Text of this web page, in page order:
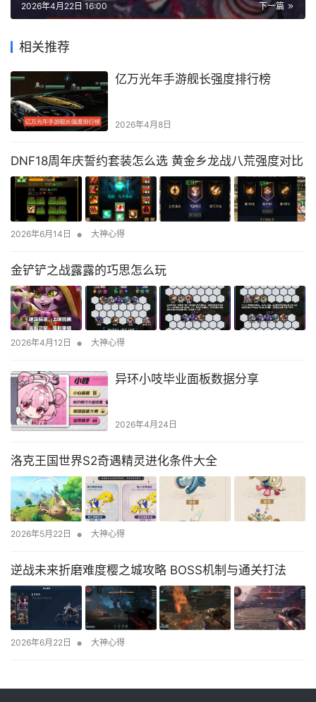
下一篇
2026年4月22日 16:00
相关推荐
亿万光年手游舰长强度排行榜
2026年4月8日
DNF18周年庆誓约套装怎么选 黄金乡龙战八荒强度对比
2026年6月14日 • 大神心得
金铲铲之战露露的巧思怎么玩
2026年4月12日 • 大神心得
异环小吱毕业面板数据分享
2026年4月24日
洛克王国世界S2奇遇精灵进化条件大全
2026年5月22日 • 大神心得
逆战未来折磨难度樱之城攻略 BOSS机制与通关打法
2026年6月22日 • 大神心得